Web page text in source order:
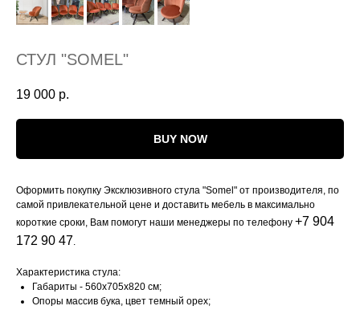
СТУЛ "SOMEL"
19 000 р.
BUY NOW
Оформить покупку Эксклюзивного стула "Somel" от производителя, по
самой привлекательной цене и доставить мебель в максимально
короткие сроки, Вам помогут наши менеджеры по телефону +7 904
172 90 47.
Характеристика стула:
Габариты - 560x705x820 см;
Опоры массив бука, цвет темный орех;